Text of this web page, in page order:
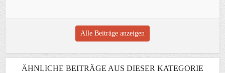
Alle Beiträge anzeigen
ÄHNLICHE BEITRÄGE AUS DIESER KATEGORIE